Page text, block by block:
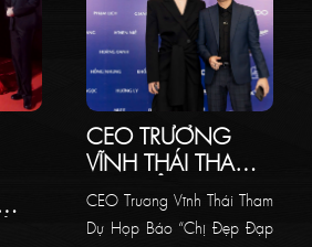
CEO TRƯƠNG
VĨNH THÁI THAM
DỰ BUỔI HỌP
BÁO CHƯƠNG
CEO Trương Vĩnh Thái Tham
Dự Họp Báo “Chị Đẹp Đạp